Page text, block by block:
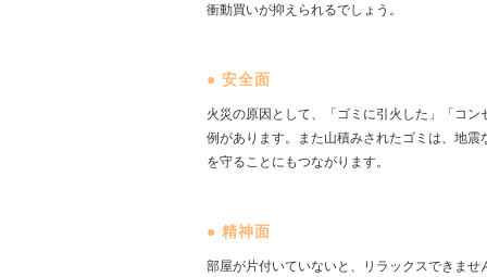
衝動買いが抑えられるでしょう。
● 安全面
火災の原因として、「ゴミに引火した」「コ
例があります。また山積みされたゴミは、地
を守ることにもつながります。
● 精神面
部屋が片付いていないと、リラックスできま